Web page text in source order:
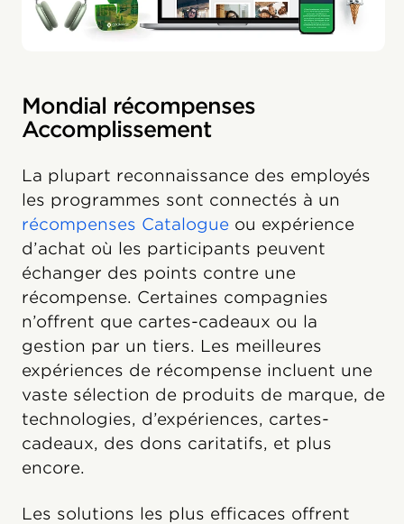
Mondial récompenses
Accomplissement
La plupart reconnaissance des employés
les programmes sont connectés à un
récompenses Catalogue ou expérience
d’achat où les participants peuvent
échanger des points contre une
récompense. Certaines compagnies
n’offrent que cartes-cadeaux ou la
gestion par un tiers. Les meilleures
expériences de récompense incluent une
vaste sélection de produits de marque, de
technologies, d’expériences, cartes-
cadeaux, des dons caritatifs, et plus
encore.
Les solutions les plus efficaces offrent